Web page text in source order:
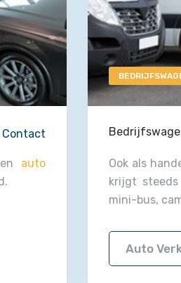
Contact
auto
Ook als
krijgt
mini-bus,
Auto